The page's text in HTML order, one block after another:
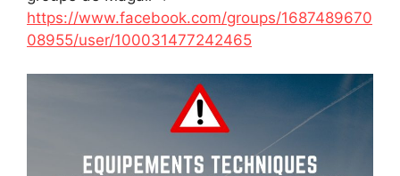
https://www.facebook.com/groups/1687489670
08955/user/100031477242465